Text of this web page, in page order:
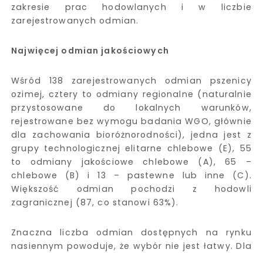
zakresie prac hodowlanych i w liczbie
zarejestrowanych odmian.
Najwięcej odmian jakościowych
Wśród 138 zarejestrowanych odmian pszenicy
ozimej, cztery to odmiany regionalne (naturalnie
przystosowane do lokalnych warunków,
rejestrowane bez wymogu badania WGO, głównie
dla zachowania bioróżnorodności), jedna jest z
grupy technologicznej elitarne chlebowe (E), 55
to odmiany jakościowe chlebowe (A), 65 –
chlebowe (B) i 13 – pastewne lub inne (C).
Większość odmian pochodzi z hodowli
zagranicznej (87, co stanowi 63%).
Znaczna liczba odmian dostępnych na rynku
nasiennym powoduje, że wybór nie jest łatwy. Dla